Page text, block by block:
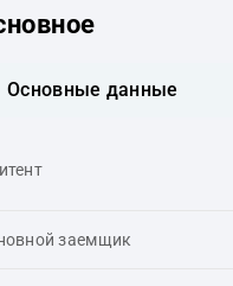
Основные данные
заемщик